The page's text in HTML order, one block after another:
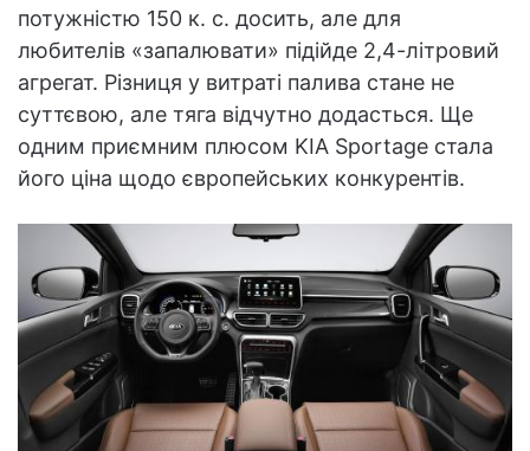
потужністю 150 к. с. досить, але для
любителів «запалювати» підійде 2,4-літровий
агрегат. Різниця у витраті палива стане не
суттєвою, але тяга відчутно додасться. Ще
одним приємним плюсом KIA Sportage стала
його ціна щодо європейських конкурентів.